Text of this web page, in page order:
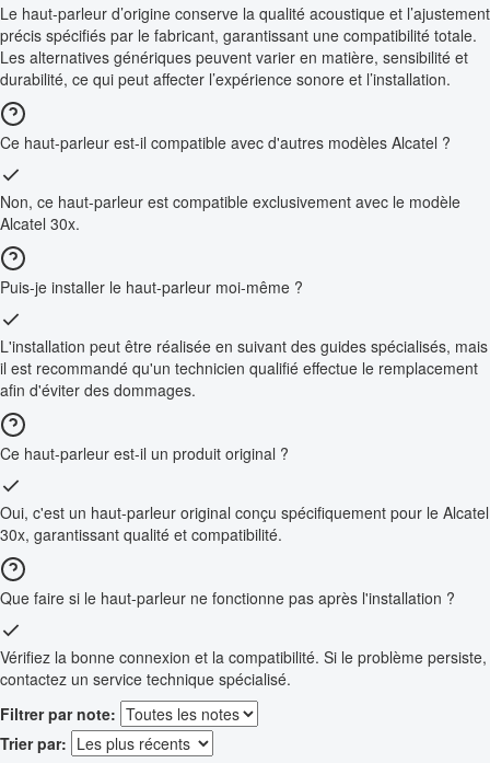
Le haut-parleur d’origine conserve la qualité acoustique et l’ajustement
précis spécifiés par le fabricant, garantissant une compatibilité totale.
Les alternatives génériques peuvent varier en matière, sensibilité et
durabilité, ce qui peut affecter l’expérience sonore et l’installation.
Ce haut-parleur est-il compatible avec d'autres modèles Alcatel ?
Non, ce haut-parleur est compatible exclusivement avec le modèle
Alcatel 30x.
Puis-je installer le haut-parleur moi-même ?
L'installation peut être réalisée en suivant des guides spécialisés, mais
il est recommandé qu'un technicien qualifié effectue le remplacement
afin d'éviter des dommages.
Ce haut-parleur est-il un produit original ?
Oui, c'est un haut-parleur original conçu spécifiquement pour le Alcatel
30x, garantissant qualité et compatibilité.
Que faire si le haut-parleur ne fonctionne pas après l'installation ?
Vérifiez la bonne connexion et la compatibilité. Si le problème persiste,
contactez un service technique spécialisé.
Filtrer par note:
Trier par: